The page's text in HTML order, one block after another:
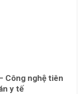
Công nghệ tiên
y tế